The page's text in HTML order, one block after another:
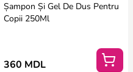
Șampon Și Gel De Dus Pentru
Copii 250Ml
360 MDL